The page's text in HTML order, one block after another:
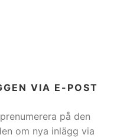
VIA E-POST
på den
om nya inlägg via